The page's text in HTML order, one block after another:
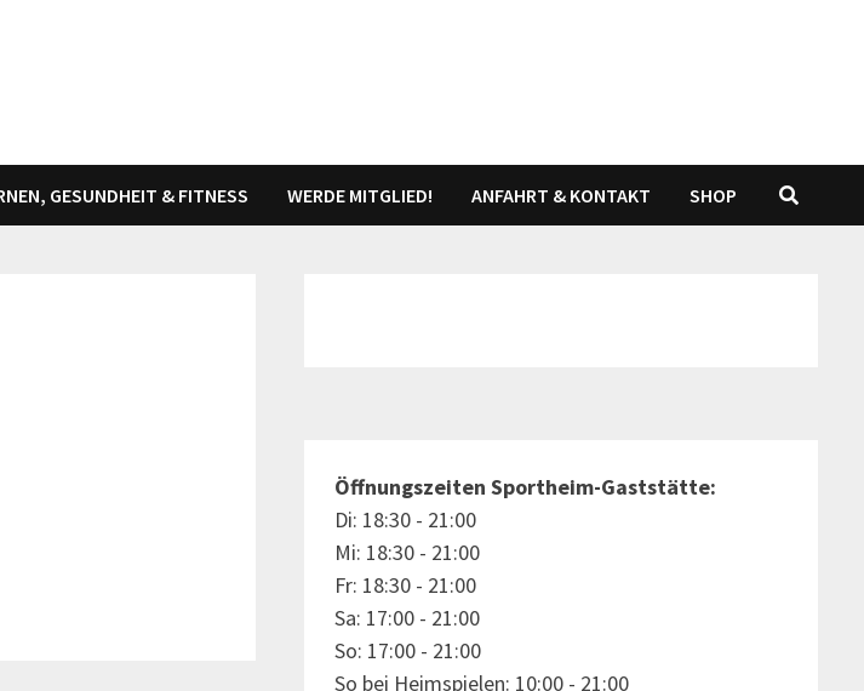
GESUNDHEIT & FITNESS WERDE MITGLIED! ANFAHRT & KONTAKT SHOP
Öffnungszeiten Sportheim-Gaststätte:
Di: 18:30 - 21:00
Mi: 18:30 - 21:00
Fr: 18:30 - 21:00
Sa: 17:00 - 21:00
So: 17:00 - 21:00
So bei Heimspielen: 10:00 - 21:00